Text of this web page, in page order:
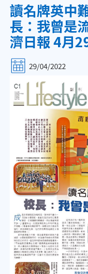
讀名牌英中
長：我曾是
濟日報 4月
29/04/2022